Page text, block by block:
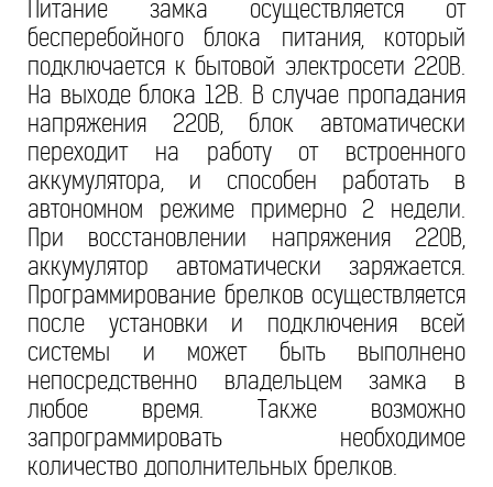
Питание замка осуществляется от
бесперебойного блока питания, который
подключается к бытовой электросети 220В.
На выходе блока 12В. В случае пропадания
напряжения 220В, блок автоматически
переходит на работу от встроенного
аккумулятора, и способен работать в
автономном режиме примерно 2 недели.
При восстановлении напряжения 220В,
аккумулятор автоматически заряжается.
Программирование брелков осуществляется
после установки и подключения всей
системы и может быть выполнено
непосредственно владельцем замка в
любое время. Также возможно
запрограммировать необходимое
количество дополнительных брелков.